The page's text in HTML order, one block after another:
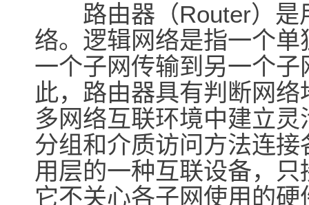
路由器（Router）是
络。逻辑网络是指一个
一个子网传输到另一个
此，路由器具有判断网
多网络互联环境中建立
分组和介质访问方法连
用层的一种互联设备，
它不关心各子网使用的